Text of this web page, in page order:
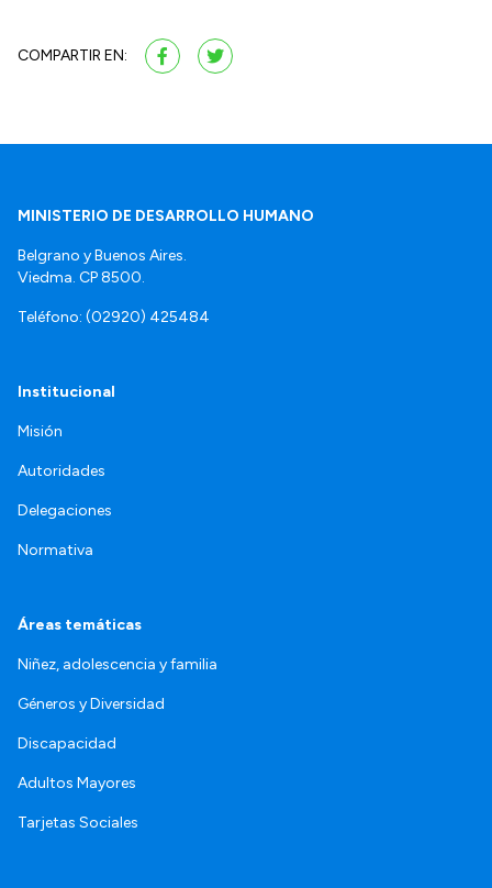
COMPARTIR EN:
MINISTERIO DE DESARROLLO HUMANO
Belgrano y Buenos Aires.
Viedma. CP 8500.
Teléfono: (02920) 425484
Institucional
Misión
Autoridades
Delegaciones
Normativa
Áreas temáticas
Niñez, adolescencia y familia
Géneros y Diversidad
Discapacidad
Adultos Mayores
Tarjetas Sociales